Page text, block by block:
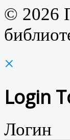
© 2026
×
Login
Логин